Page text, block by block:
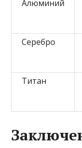
Алюминий
Серебро
Титан